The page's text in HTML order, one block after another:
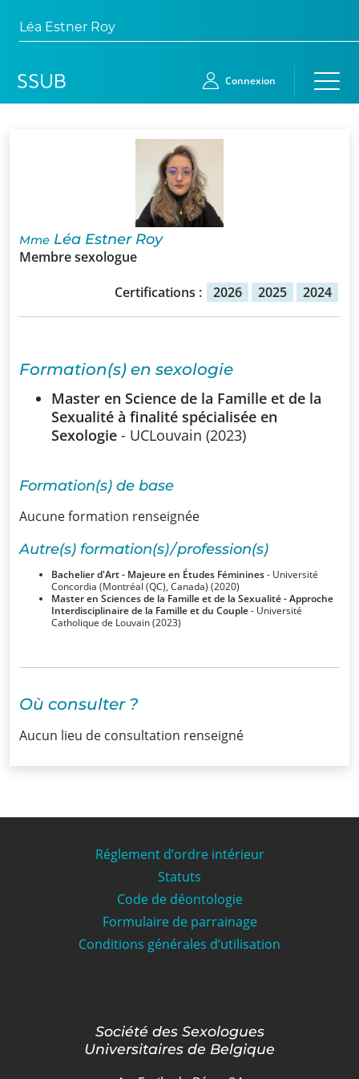
Léa Estner Roy
d’adhésion
sommes-
SSUB
Historique
La
sexologie
Superviseurs
Comités
Comité
d’Ethique et de
Scientifique
Infos
Formations
d’emploi/
Stage
Connexion
Mme Léa Estner Roy
Membre sexologue
Certifications :
2026 2025 2024
Formation(s) en sexologie
Master en Science de la Famille et de la
Sexualité à finalité spécialisée en
Sexologie - UCLouvain (2023)
Formation(s) de base
Aucune formation renseignée
Autre(s) formation(s) / profession(s)
Bachelier d'Art - Majeure en Études Féminines- Université
Concordia (Montréal (QC), Canada) (2020)
Master en Sciences de la Famille et de la Sexualité - Approche
Interdisciplinaire de la Famille et du Couple- Université
Catholique de Louvain (2023)
Où consulter ?
Aucun lieu de consultation renseigné
Réglement d’ordre intérieur
Statuts
Code de déontologie
Formulaire de parrainage
Conditions générales d’utilisation
Société des Sexologues
Universitaires de Belgique